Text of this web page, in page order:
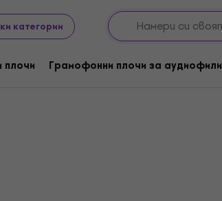
категории
плочи Грамофонни плочи за аудиофили
Hilden